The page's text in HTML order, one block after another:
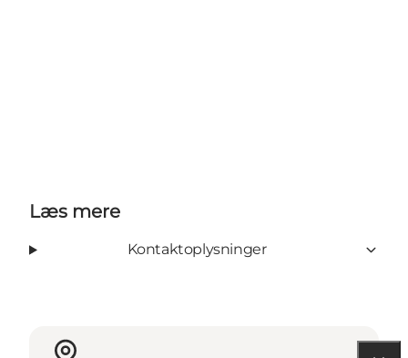
Læs mere
Kontaktoplysninger